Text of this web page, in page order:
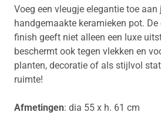
Voeg een vleugje elegantie toe
handgemaakte keramieken pot.
finish geeft niet alleen een luxe
beschermt ook tegen vlekken en
planten, decoratie of als stijlvol
ruimte!
Afmetingen: dia 55 x h. 61 cm